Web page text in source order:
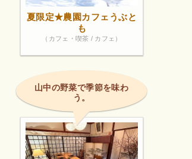
夏限定★農園カフェうぶと
も
（カフェ・喫茶 / カフェ）
山中の野菜で季節を味わ
う。